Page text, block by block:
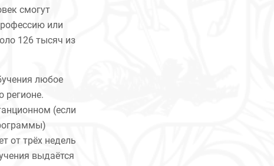
смогут
или
126 тысяч из
любое
регионе.
(если
от трёх недель
выдаётся